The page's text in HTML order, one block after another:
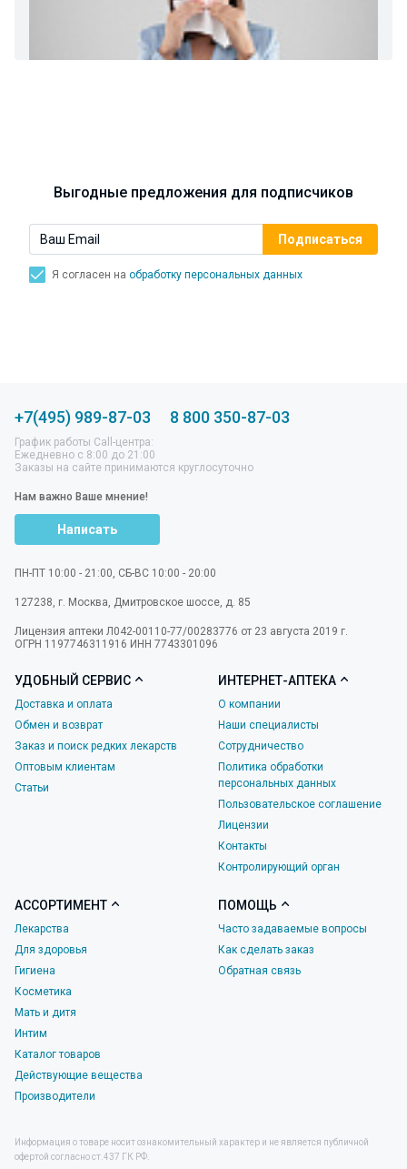
Ларингит: все о ларингите и его лечении. Как
спасти свой голос.
Выгодные предложения для подписчиков
Я согласен на обработку персональных данных
+7(495) 989-87-03 8 800 350-87-03
График работы Call-центра:
Ежедневно с 8:00 до 21:00
Заказы на сайте принимаются круглосуточно
Нам важно Ваше мнение!
Написать
ПН-ПТ 10:00 - 21:00, СБ-ВС 10:00 - 20:00
127238 г. Москва Дмитровское шоссе, д. 85
Лицензия аптеки Л042-00110-77/00283776 от 23 августа 2019 г.
ОГРН 1197746311916 ИНН 7743301096
УДОБНЫЙ СЕРВИС
Доставка и оплата
Обмен и возврат
Заказ и поиск редких лекарств
Оптовым клиентам
Статьи
ИНТЕРНЕТ-АПТЕКА
О компании
Наши специалисты
Сотрудничество
Политика обработки
персональных данных
Пользовательское соглашение
Лицензии
Контакты
Контролирующий орган
АССОРТИМЕНТ
Лекарства
Для здоровья
Гигиена
Косметика
Мать и дитя
Интим
Каталог товаров
Действующие вещества
Производители
ПОМОЩЬ
Часто задаваемые вопросы
Как сделать заказ
Обратная связь
Информация о товаре носит ознакомительный характер и не является публичной
офертой согласно ст.437 ГК РФ.